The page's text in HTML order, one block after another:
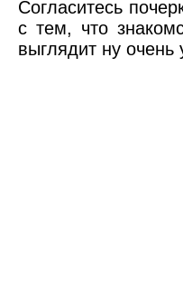
Согласитесь
с тем, что
выглядит ну очень